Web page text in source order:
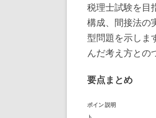
税理士試験を目
構成、間接法の
型問題を示しま
んだ考え方との
要点まとめ
ポイン説明